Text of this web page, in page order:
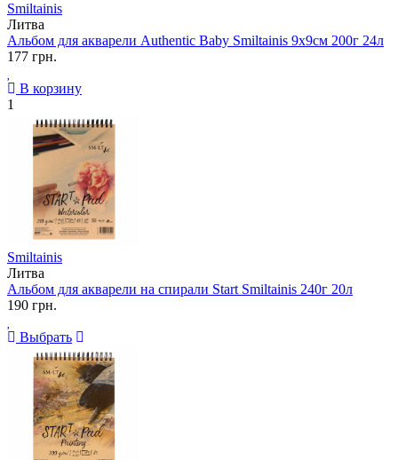
Smiltainis
Литва
Альбом для акварели Authentic Baby Smiltainis 9х9см 200г 24л
177 грн.
В корзину
1
Smiltainis
Литва
Альбом для акварели на спирали Start Smiltainis 240г 20л
190 грн.
Выбрать